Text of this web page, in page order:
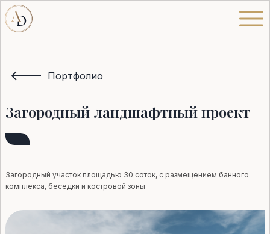
Портфолио
Загородный ландшафтный проект
Загородный участок площадью 30 соток, с размещением банного
комплекса, беседки и костровой зоны